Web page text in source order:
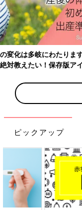
産後はお世話で大忙
ておきたいことをわ
ピックアップ